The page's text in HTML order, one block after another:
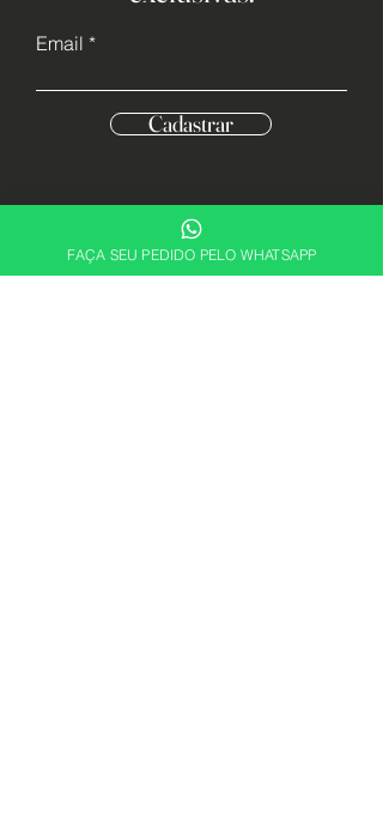
Email
Cadastrar
FAÇA SEU PEDIDO PELO WHATSAPP